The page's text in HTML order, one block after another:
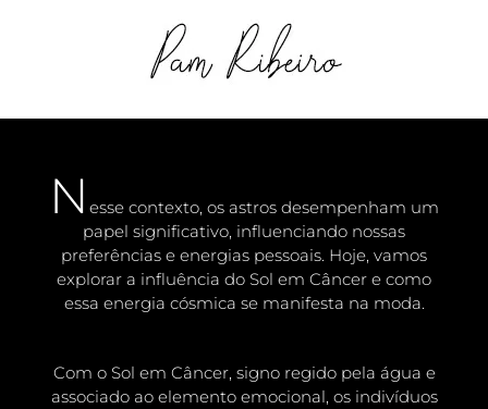
N esse contexto, os astros desempenham um
papel significativo, influenciando nossas
preferências e energias pessoais. Hoje, vamos
explorar a influência do Sol em Câncer e como
essa energia cósmica se manifesta na moda.
Com o Sol em Câncer, signo regido pela água e
associado ao elemento emocional, os indivíduos